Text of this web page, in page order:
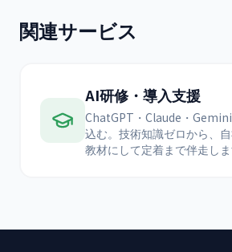
関連サービス
AI研修・導入支援
ChatGPT・Claude・
込む。技術知識ゼロから、
教材にして定着まで伴走しま